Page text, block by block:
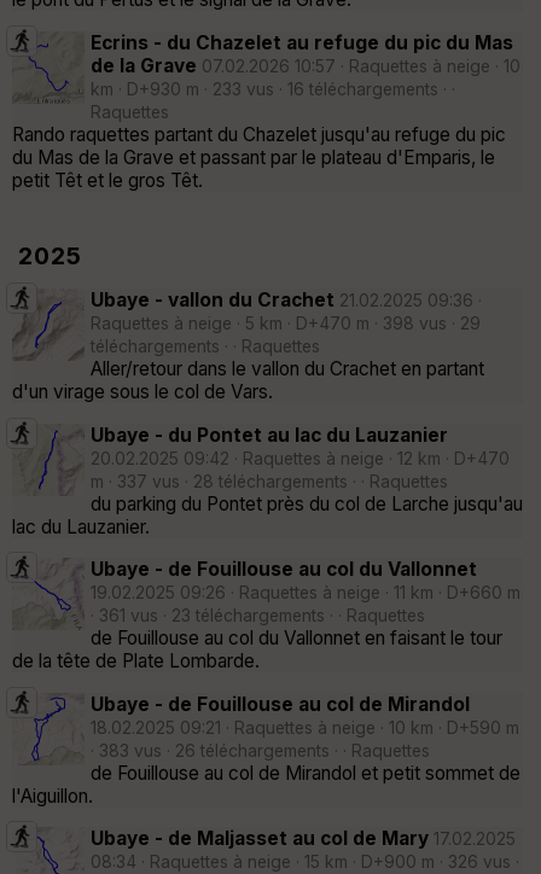
Ecrins - du Chazelet au refuge du pic du Mas
de la Grave 07.02.2026 10:57 · Raquettes à neige · 10
km · D+930 m · 233 vus · 16 téléchargements · ·
Raquettes
Rando raquettes partant du Chazelet jusqu'au refuge du pic
du Mas de la Grave et passant par le plateau d'Emparis, le
petit Têt et le gros Têt.
2025
Ubaye - vallon du Crachet 21.02.2025 09:36 ·
Raquettes à neige · 5 km · D+470 m · 398 vus · 29
téléchargements · · Raquettes
Aller/retour dans le vallon du Crachet en partant
d'un virage sous le col de Vars.
Ubaye - du Pontet au lac du Lauzanier
20.02.2025 09:42 · Raquettes à neige · 12 km · D+470
m · 337 vus · 28 téléchargements · · Raquettes
du parking du Pontet près du col de Larche jusqu'au
lac du Lauzanier.
Ubaye - de Fouillouse au col du Vallonnet
19.02.2025 09:26 · Raquettes à neige · 11 km · D+660 m
· 361 vus · 23 téléchargements · · Raquettes
de Fouillouse au col du Vallonnet en faisant le tour
de la tête de Plate Lombarde.
Ubaye - de Fouillouse au col de Mirandol
18.02.2025 09:21 · Raquettes à neige · 10 km · D+590 m
· 383 vus · 26 téléchargements · · Raquettes
de Fouillouse au col de Mirandol et petit sommet de
l'Aiguillon.
Ubaye - de Maljasset au col de Mary 17.02.2025
08:34 · Raquettes à neige · 15 km · D+900 m · 326 vus ·